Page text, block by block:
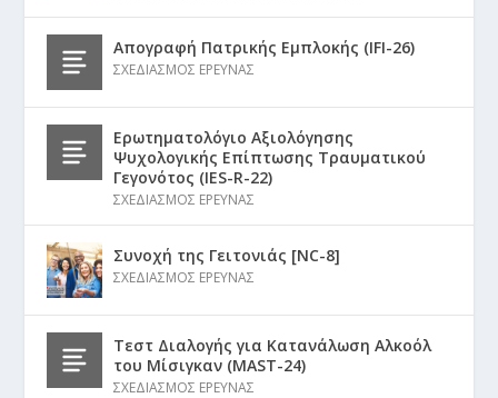
Απογραφή Πατρικής Εμπλοκής (IFI-26)
ΣΧΕΔΙΑΣΜΟΣ ΕΡΕΥΝΑΣ
Ερωτηματολόγιο Αξιολόγησης
Ψυχολογικής Επίπτωσης Τραυματικού
Γεγονότος (IES-R-22)
ΣΧΕΔΙΑΣΜΟΣ ΕΡΕΥΝΑΣ
Συνοχή της Γειτονιάς [NC-8]
ΣΧΕΔΙΑΣΜΟΣ ΕΡΕΥΝΑΣ
Τεστ Διαλογής για Κατανάλωση Αλκοόλ
του Μίσιγκαν (MAST-24)
ΣΧΕΔΙΑΣΜΟΣ ΕΡΕΥΝΑΣ